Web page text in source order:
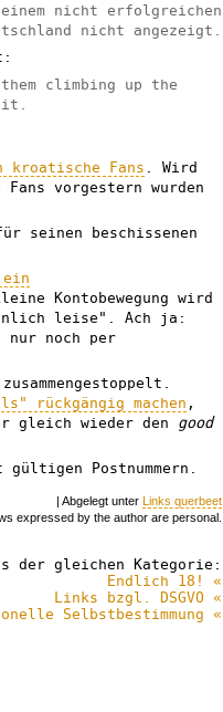
nicht erfolgreichen
nicht angezeigt.
climbing up the
kroatische Fans . Wird
vorgestern wurden
seinen beschissenen
Kontobewegung wird
leise". Ach ja:
nur noch per
rückgängig machen ,
gleich wieder den good
gültigen Postnummern.
| Abgelegt unter Links querbeet
expressed by the author are personal.
der gleichen Kategorie:
Endlich 18! «
Links bzgl. DSGVO «
Selbstbestimmung «